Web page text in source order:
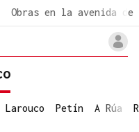
Obras en la avenida de
Larouco Petín A Rúa